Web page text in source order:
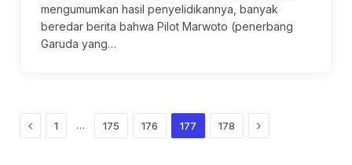
mengumumkan hasil penyelidikannya, banyak
beredar berita bahwa Pilot Marwoto (penerbang
Garuda yang…
Previous
1 … 175 176 177 178 Next